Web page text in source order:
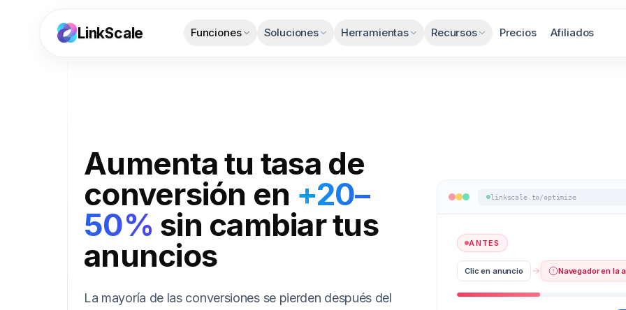
LinkScale Funciones Soluciones Herramientas Recursos Precios Afiliados
Aumenta tu tasa de
conversión en +20–
50% sin cambiar tus
anuncios
La mayoría de las conversiones se pierden después del
linkscale.to/optimize
ANTES
Clic en anuncio Navegador en la